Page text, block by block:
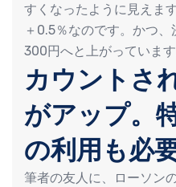
すくなったように見えま
＋0.5％なのです。かつ
300円へと上がっています
カウントさ
がアップ。
の利用も必
筆者の友人に、ローソン